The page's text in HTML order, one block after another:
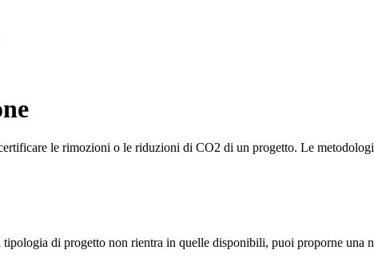
le rimozioni o le riduzioni di CO2 di un progetto. Le
di progetto non rientra in quelle disponibili, puoi proporne una